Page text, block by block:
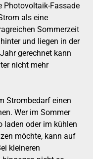
Photovoltaik-Fassade
als eine
Sommerzeit
und liegen in der
gerechnet kann
nicht mehr
Strombedarf einen
Wer im Sommer
laden oder im kühlen
möchte, kann auf
kleineren